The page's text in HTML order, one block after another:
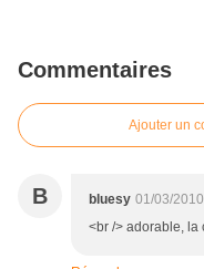
Commentaires
Ajouter un
B bluesy 01/03/
<br /> adorable, la